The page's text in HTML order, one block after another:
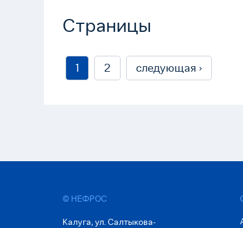
Страницы
1 2 следующая ›
© НЕФРОС
Калуга, ул. Салтыкова-